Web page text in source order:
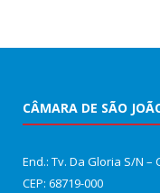
CÂMARA DE SÃO
End.: Tv. Da Gloria S/N –
CEP: 68719-000